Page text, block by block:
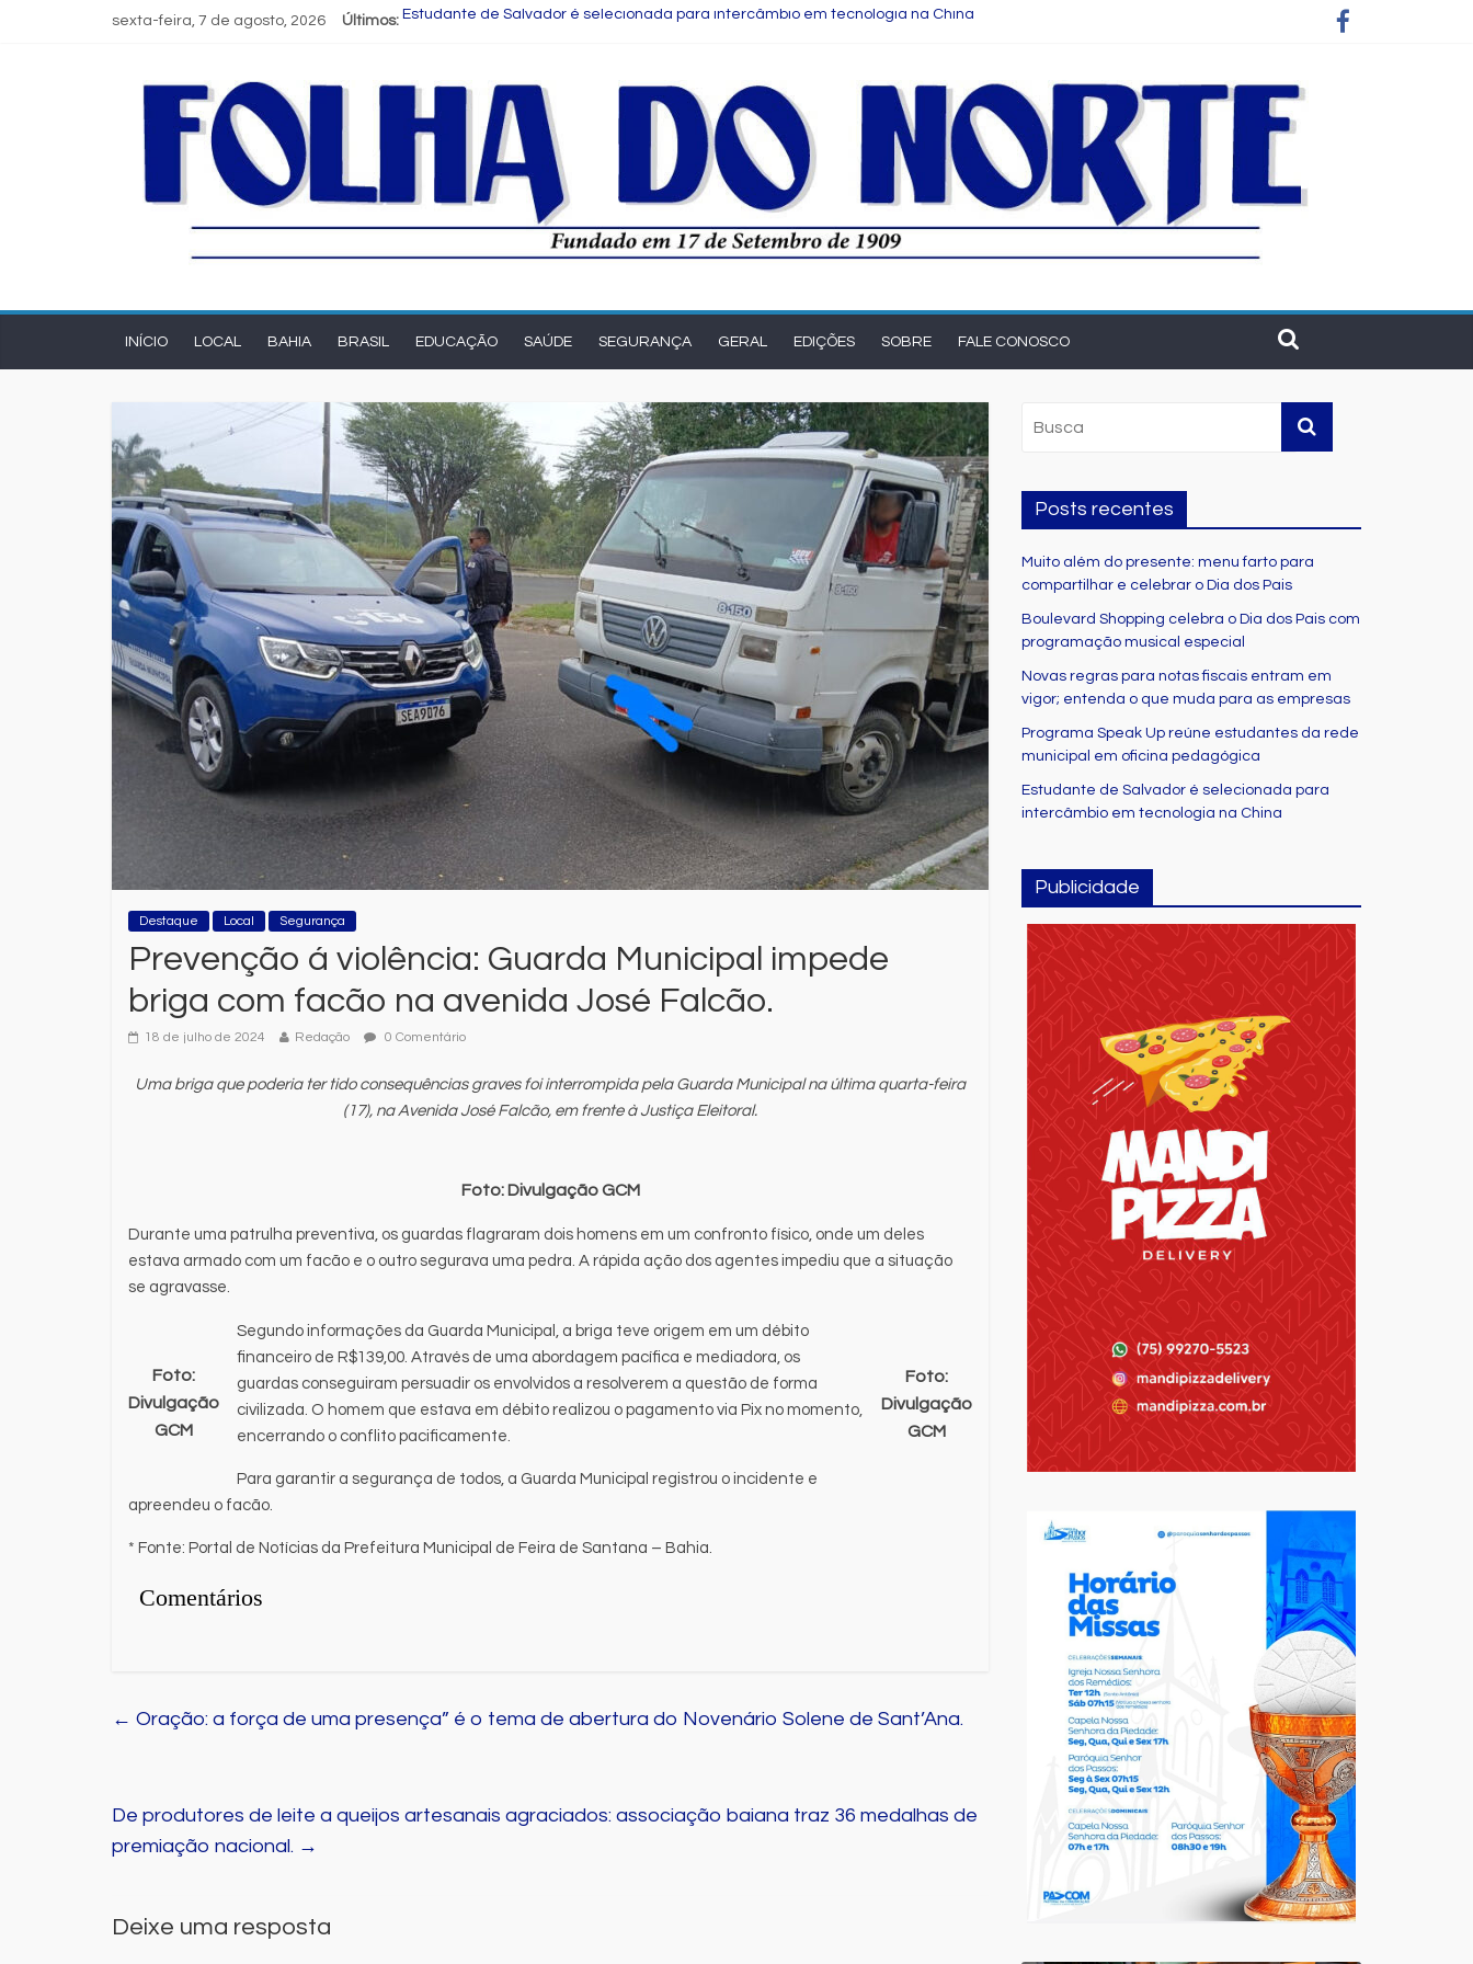
sexta-feira, 7 de agosto, 2026 Últimos: Estudante de Salvador é selecionada para intercâmbio em tecnologia na China
Novas regras para notas fiscais entram em vigor; entenda o que muda para as empresas
Programa Speak Up reúne estudantes da rede municipal em oficina pedagógica
INÍCIO LOCAL BAHIA BRASIL EDUCAÇÃO SAÚDE SEGURANÇA GERAL EDIÇÕES SOBRE FALE CONOSCO
Destaque Local Segurança
Prevenção á violência: Guarda Municipal impede
briga com facão na avenida José Falcão.
18 de julho de 2024 Redação 0 Comentário
Uma briga que poderia ter tido consequências graves foi interrompida pela Guarda Municipal na última quarta-feira
(17), na Avenida José Falcão, em frente à Justiça Eleitoral.
Foto: Divulgação GCM
Durante uma patrulha preventiva, os guardas flagraram dois homens em um confronto físico, onde um deles
estava armado com um facão e o outro segurava uma pedra. A rápida ação dos agentes impediu que a situação
se agravasse.
Foto:
Divulgação
GCM
Foto:
Divulgação
GCM
Segundo informações da Guarda Municipal, a briga teve origem em um débito
financeiro de R$139,00. Através de uma abordagem pacífica e mediadora, os
guardas conseguiram persuadir os envolvidos a resolverem a questão de forma
civilizada. O homem que estava em débito realizou o pagamento via Pix no momento,
encerrando o conflito pacificamente.
Para garantir a segurança de todos, a Guarda Municipal registrou o incidente e
apreendeu o facão.
* Fonte: Portal de Notícias da Prefeitura Municipal de Feira de Santana – Bahia.
Comentários
← Oração: a força de uma presença” é o tema de abertura do Novenário Solene de Sant’Ana.
De produtores de leite a queijos artesanais agraciados: associação baiana traz 36 medalhas de
premiação nacional. →
Deixe uma resposta
Posts recentes
Muito além do presente: menu farto para
compartilhar e celebrar o Dia dos Pais
Boulevard Shopping celebra o Dia dos Pais com
programação musical especial
Novas regras para notas fiscais entram em
vigor; entenda o que muda para as empresas
Programa Speak Up reúne estudantes da rede
municipal em oficina pedagógica
Estudante de Salvador é selecionada para
intercâmbio em tecnologia na China
Publicidade